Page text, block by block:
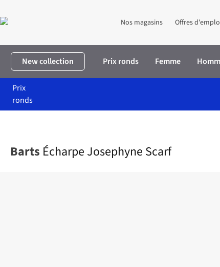
Nos magasins Offres
New collection Prix ronds Femme
Prix
ronds
Barts Écharpe Josephyne Scarf